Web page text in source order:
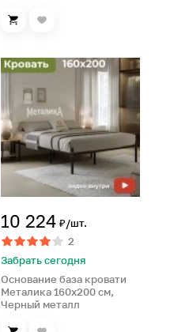
10 224 ₽/шт.
2
Забрать сегодня
Основание база кровати
Металика 160х200 см,
Черный металл